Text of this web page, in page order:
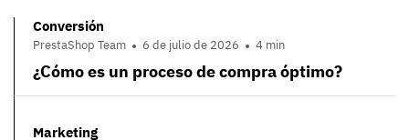
Conversión
PrestaShop Team 6 de julio de 2026 4 min
¿Cómo es un proceso de compra óptimo?
Marketing